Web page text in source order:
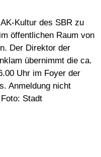
Kultur des SBR zu
öffentlichen Raum von
Der Direktor der
übernimmt die ca.
Uhr im Foyer der
Anmeldung nicht
Stadt